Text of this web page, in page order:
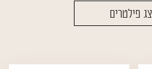
פילטרים